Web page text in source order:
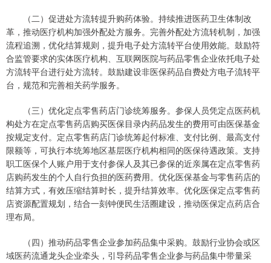
（二）促进处方流转提升购药体验。持续推进医药卫生体制改
革，推动医疗机构加强外配处方服务。完善外配处方流转机制，加强
流程追溯，优化结算规则，提升电子处方流转平台使用效能。鼓励符
合监管要求的实体医疗机构、互联网医院与药品零售企业依托电子处
方流转平台进行处方流转。鼓励建设非医保药品自费处方电子流转平
台，规范和完善相关药学服务。
（三）优化定点零售药店门诊统筹服务。参保人员凭定点医药机
构处方在定点零售药店购买医保目录内药品发生的费用可由医保基金
按规定支付。定点零售药店门诊统筹起付标准、支付比例、最高支付
限额等，可执行本统筹地区基层医疗机构相同的医保待遇政策。支持
职工医保个人账户用于支付参保人及其已参保的近亲属在定点零售药
店购药发生的个人自行负担的医药费用。优化医保基金与零售药店的
结算方式，有效压缩结算时长，提升结算效率。优化医保定点零售药
店资源配置规划，结合一刻钟便民生活圈建设，推动医保定点药店合
理布局。
（四）推动药品零售企业参加药品集中采购。鼓励行业协会或区
域医药流通龙头企业牵头，引导药品零售企业参与药品集中带量采